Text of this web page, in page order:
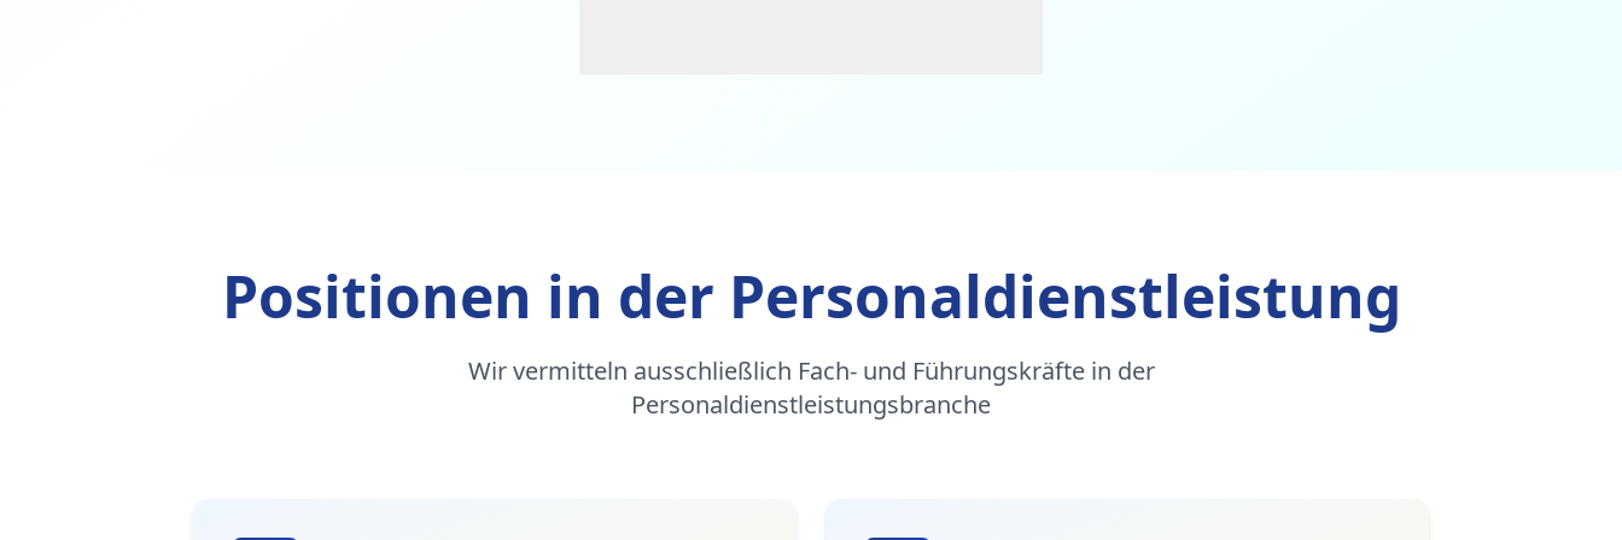
Positionen in der Personaldienstleistung
Wir vermitteln ausschließlich Fach- und Führungskräfte in der
Personaldienstleistungsbranche